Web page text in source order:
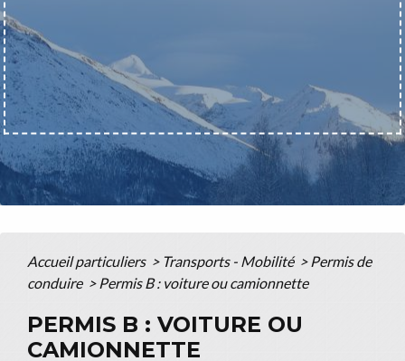
Accueil particuliers > Transports - Mobilité > Permis de
conduire > Permis B : voiture ou camionnette
PERMIS B : VOITURE OU
CAMIONNETTE